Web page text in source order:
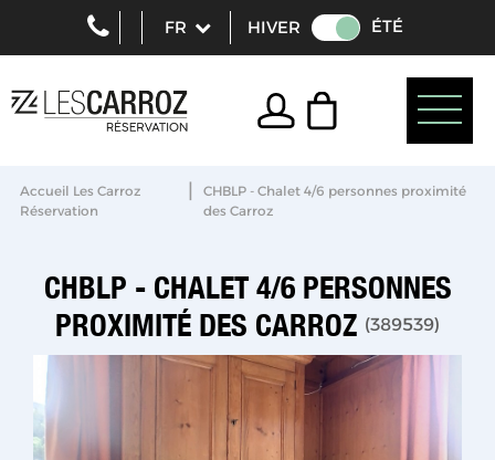
HIVER ÉTÉ
Accueil Les Carroz
Réservation
|
CHBLP - Chalet 4/6 personnes proximité
des Carroz
CHBLP - CHALET 4/6 PERSONNES
PROXIMITÉ DES CARROZ (389539)